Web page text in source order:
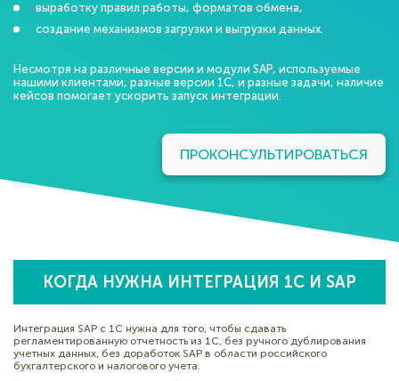
выработку правил работы, форматов обмена,
создание механизмов загрузки и выгрузки данных.
Несмотря на различные версии и модули SAP, используемые
нашими клиентами, разные версии 1С, и разные задачи, наличие
кейсов помогает ускорить запуск интеграции.
ПРОКОНСУЛЬТИРОВАТЬСЯ
КОГДА НУЖНА ИНТЕГРАЦИЯ 1С И SAP
Интеграция SAP c 1С нужна для того, чтобы сдавать
регламентированную отчетность из 1С, без ручного дублирования
учетных данных, без доработок SAP в области российского
бухгалтерского и налогового учета.